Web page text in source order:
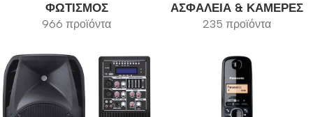
ΦΩΤΙΣΜΌΣ
966 προϊόντα
ΑΣΦΆΛΕΙΑ & ΚΆΜΕΡΕΣ
235 προϊόντα